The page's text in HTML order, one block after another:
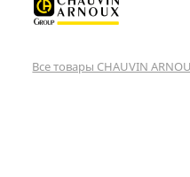
Все товары CHAUVIN